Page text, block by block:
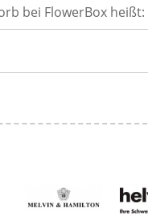
bei FlowerBox heißt: